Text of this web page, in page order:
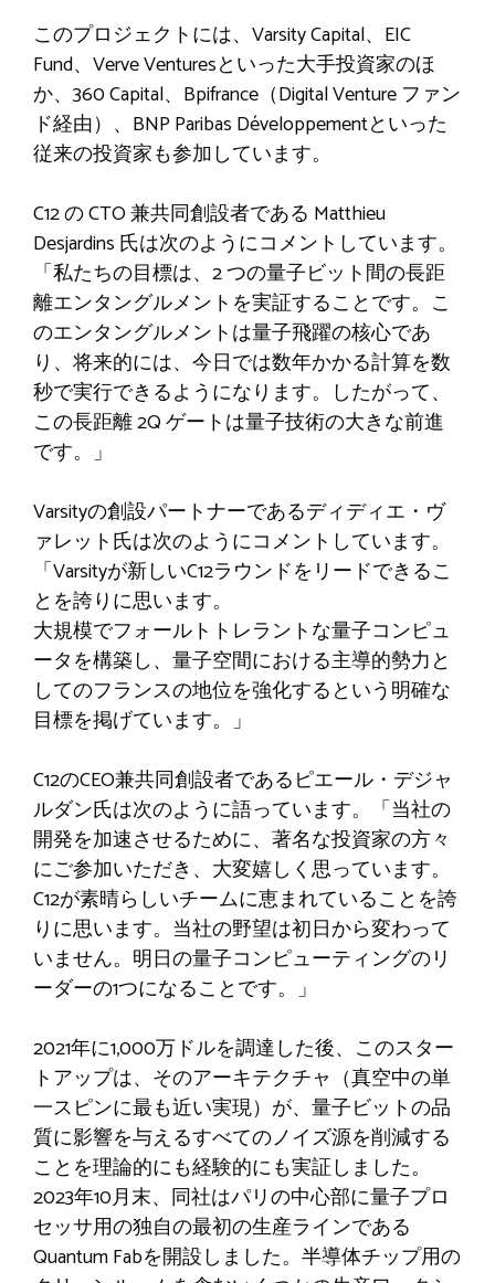
このプロジェクトには、Varsity Capital、EIC
Fund、Verve Venturesといった大手投資家のほ
か、360 Capital、Bpifrance（Digital Venture ファン
ド経由）、BNP Paribas Développementといった
従来の投資家も参加しています。
C12 の CTO 兼共同創設者である Matthieu
Desjardins 氏は次のようにコメントしています。
「私たちの目標は、2 つの量子ビット間の長距
離エンタングルメントを実証することです。こ
のエンタングルメントは量子飛躍の核心であ
り、将来的には、今日では数年かかる計算を数
秒で実行できるようになります。したがって、
この長距離 2Q ゲートは量子技術の大きな前進
です。」
Varsityの創設パートナーであるディディエ・ヴ
ァレット氏は次のようにコメントしています。
「Varsityが新しいC12ラウンドをリードできるこ
とを誇りに思います。
大規模でフォールトトレラントな量子コンピュ
ータを構築し、量子空間における主導的勢力と
してのフランスの地位を強化するという明確な
目標を掲げています。」
C12のCEO兼共同創設者であるピエール・デジャ
ルダン氏は次のように語っています。「当社の
開発を加速させるために、著名な投資家の方々
にご参加いただき、大変嬉しく思っています。
C12が素晴らしいチームに恵まれていることを誇
りに思います。当社の野望は初日から変わって
いません。明日の量子コンピューティングのリ
ーダーの1つになることです。」
2021年に1,000万ドルを調達した後、このスター
トアップは、そのアーキテクチャ（真空中の単
一スピンに最も近い実現）が、量子ビットの品
質に影響を与えるすべてのノイズ源を削減する
ことを理論的にも経験的にも実証しました。
2023年10月末、同社はパリの中心部に量子プロ
セッサ用の独自の最初の生産ラインである
Quantum Fabを開設しました。半導体チップ用の